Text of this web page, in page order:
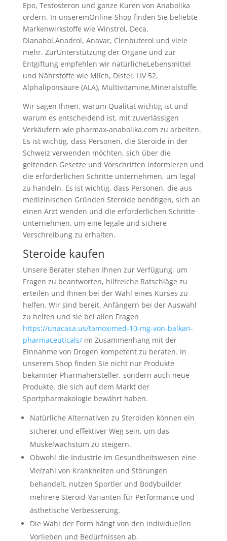
Epo, Testosteron und ganze Kuren von Anabolika
ordern. In unseremOnline-Shop finden Sie beliebte
Markenwirkstoffe wie Winstrol, Deca,
Dianabol,Anadrol, Anavar, Clenbuterol und viele
mehr. ZurUnterstützung der Organe und zur
Entgiftung empfehlen wir natürlicheLebensmittel
und Nährstoffe wie Milch, Distel, LIV 52,
Alphaliponsäure (ALA), Multivitamine,Mineralstoffe.
Wir sagen Ihnen, warum Qualität wichtig ist und
warum es entscheidend ist, mit zuverlässigen
Verkäufern wie pharmax-anabolika.com zu arbeiten.
Es ist wichtig, dass Personen, die Steroide in der
Schweiz verwenden möchten, sich über die
geltenden Gesetze und Vorschriften informieren und
die erforderlichen Schritte unternehmen, um legal
zu handeln. Es ist wichtig, dass Personen, die aus
medizinischen Gründen Steroide benötigen, sich an
einen Arzt wenden und die erforderlichen Schritte
unternehmen, um eine legale und sichere
Verschreibung zu erhalten.
Steroide kaufen
Unsere Berater stehen Ihnen zur Verfügung, um
Fragen zu beantworten, hilfreiche Ratschläge zu
erteilen und Ihnen bei der Wahl eines Kurses zu
helfen. Wir sind bereit, Anfängern bei der Auswahl
zu helfen und sie bei allen Fragen
https://unacasa.us/tamoximed-10-mg-von-balkan-
pharmaceuticals/im Zusammenhang mit der
Einnahme von Drogen kompetent zu beraten. In
unserem Shop finden Sie nicht nur Produkte
bekannter Pharmahersteller, sondern auch neue
Produkte, die sich auf dem Markt der
Sportpharmakologie bewährt haben.
Natürliche Alternativen zu Steroiden können ein
sicherer und effektiver Weg sein, um das
Muskelwachstum zu steigern.
Obwohl die Industrie im Gesundheitswesen eine
Vielzahl von Krankheiten und Störungen
behandelt, nutzen Sportler und Bodybuilder
mehrere Steroid-Varianten für Performance und
ästhetische Verbesserung.
Die Wahl der Form hängt von den individuellen
Vorlieben und Bedürfnissen ab.